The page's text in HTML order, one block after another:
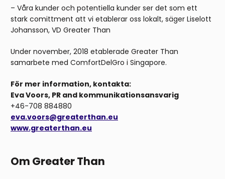
– Våra kunder och potentiella kunder ser det som ett
stark comittment att vi etablerar oss lokalt, säger Liselott
Johansson, VD Greater Than
Under november, 2018 etablerade Greater Than
samarbete med ComfortDelGro i Singapore.
För mer information, kontakta:
Eva Voors, PR and kommunikationsansvarig
+46-708 884880
eva.voors@greaterthan.eu
www.greaterthan.eu
Om Greater Than